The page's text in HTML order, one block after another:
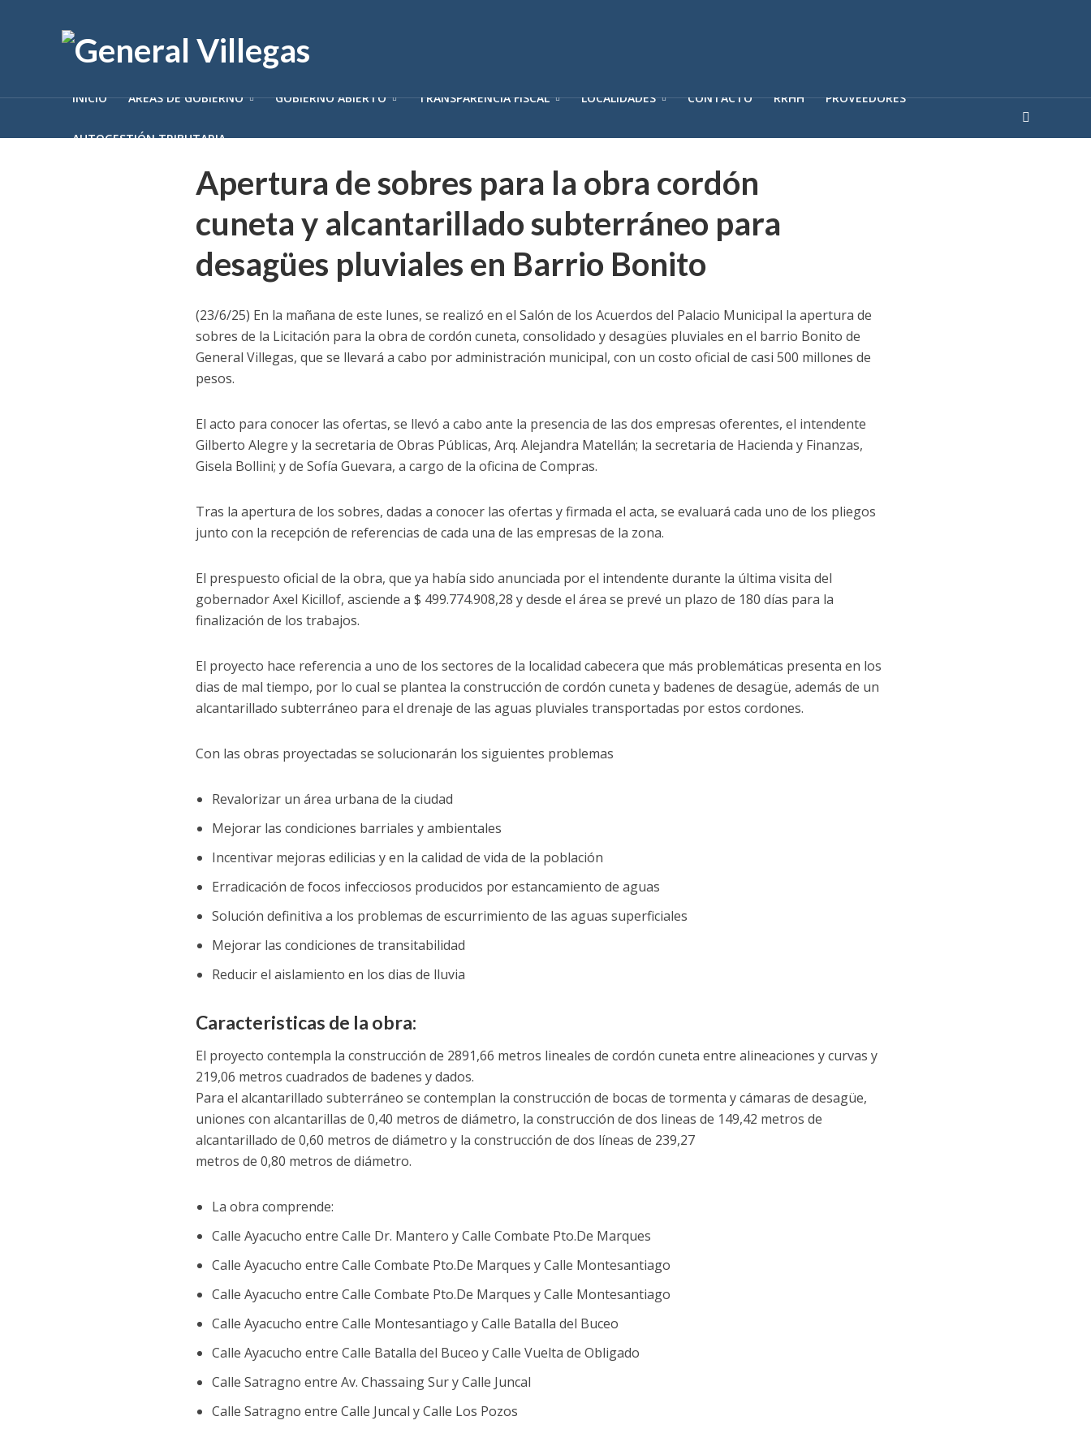
INICIO ÁREAS DE GOBIERNO GOBIERNO ABIERTO TRANSPARENCIA FISCAL LOCALIDADES CONTACTO RRHH PROVEEDORES
AUTOGESTIÓN TRIBUTARIA
Apertura de sobres para la obra cordón
cuneta y alcantarillado subterráneo para
desagües pluviales en Barrio Bonito
(23/6/25) En la mañana de este lunes, se realizó en el Salón de los Acuerdos del Palacio Municipal la apertura de
sobres de la Licitación para la obra de cordón cuneta, consolidado y desagües pluviales en el barrio Bonito de
General Villegas, que se llevará a cabo por administración municipal, con un costo oficial de casi 500 millones de
pesos.
El acto para conocer las ofertas, se llevó a cabo ante la presencia de las dos empresas oferentes, el intendente
Gilberto Alegre y la secretaria de Obras Públicas, Arq. Alejandra Matellán; la secretaria de Hacienda y Finanzas,
Gisela Bollini; y de Sofía Guevara, a cargo de la oficina de Compras.
Tras la apertura de los sobres, dadas a conocer las ofertas y firmada el acta, se evaluará cada uno de los pliegos
junto con la recepción de referencias de cada una de las empresas de la zona.
El prespuesto oficial de la obra, que ya había sido anunciada por el intendente durante la última visita del
gobernador Axel Kicillof, asciende a $ 499.774.908,28 y desde el área se prevé un plazo de 180 días para la
finalización de los trabajos.
El proyecto hace referencia a uno de los sectores de la localidad cabecera que más problemáticas presenta en los
dias de mal tiempo, por lo cual se plantea la construcción de cordón cuneta y badenes de desagüe, además de un
alcantarillado subterráneo para el drenaje de las aguas pluviales transportadas por estos cordones.
Con las obras proyectadas se solucionarán los siguientes problemas
Revalorizar un área urbana de la ciudad
Mejorar las condiciones barriales y ambientales
Incentivar mejoras edilicias y en la calidad de vida de la población
Erradicación de focos infecciosos producidos por estancamiento de aguas
Solución definitiva a los problemas de escurrimiento de las aguas superficiales
Mejorar las condiciones de transitabilidad
Reducir el aislamiento en los dias de lluvia
Caracteristicas de la obra:
El proyecto contempla la construcción de 2891,66 metros lineales de cordón cuneta entre alineaciones y curvas y
219,06 metros cuadrados de badenes y dados.
Para el alcantarillado subterráneo se contemplan la construcción de bocas de tormenta y cámaras de desagüe,
uniones con alcantarillas de 0,40 metros de diámetro, la construcción de dos lineas de 149,42 metros de
alcantarillado de 0,60 metros de diámetro y la construcción de dos líneas de 239,27
metros de 0,80 metros de diámetro.
La obra comprende:
Calle Ayacucho entre Calle Dr. Mantero y Calle Combate Pto.De Marques
Calle Ayacucho entre Calle Combate Pto.De Marques y Calle Montesantiago
Calle Ayacucho entre Calle Combate Pto.De Marques y Calle Montesantiago
Calle Ayacucho entre Calle Montesantiago y Calle Batalla del Buceo
Calle Ayacucho entre Calle Batalla del Buceo y Calle Vuelta de Obligado
Calle Satragno entre Av. Chassaing Sur y Calle Juncal
Calle Satragno entre Calle Juncal y Calle Los Pozos